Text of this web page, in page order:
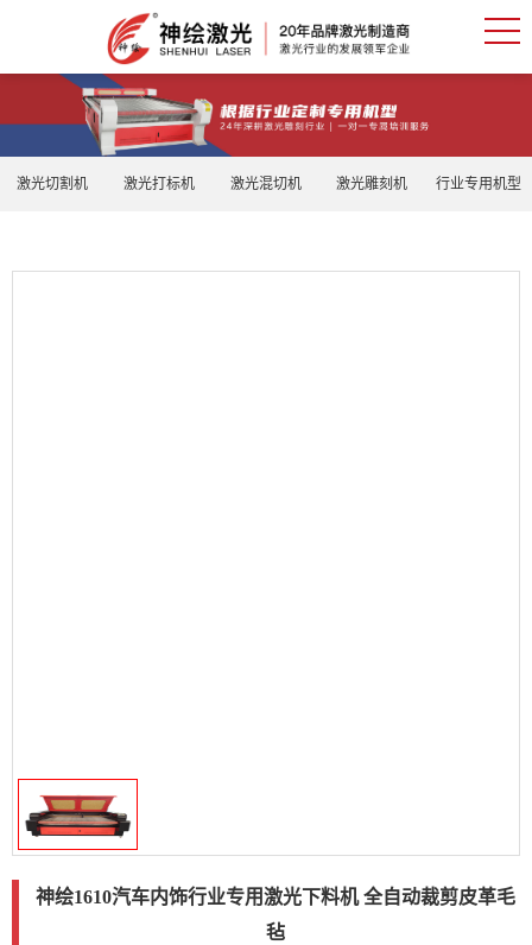
激光切割机 激光打标机 激光混切机 激光雕刻机 行业专用机型
神绘1610汽车内饰行业专用激光下料机 全自动裁剪皮革毛
毡